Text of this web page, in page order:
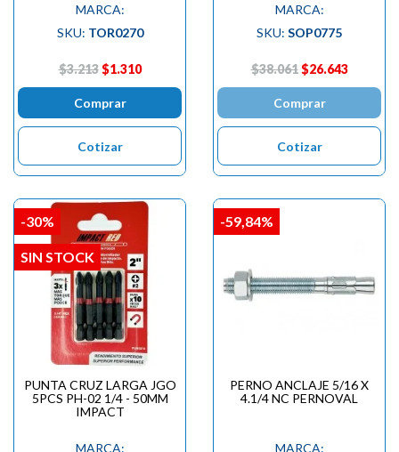
MARCA:
SKU: TOR0270
$3.213 $1.310
Comprar
Cotizar
MARCA:
SKU: SOP0775
$38.061 $26.643
Comprar
Cotizar
PUNTA CRUZ LARGA JGO
5PCS PH-02 1/4 - 50MM
IMPACT
MARCA:
-30%
SIN STOCK
PERNO ANCLAJE 5/16 X
4.1/4 NC PERNOVAL
MARCA:
-59,84%